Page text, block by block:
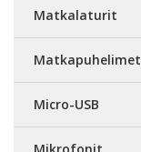
Matkalaturit
Matkapuhelimet
Micro-USB